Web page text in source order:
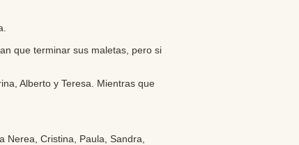
que terminar sus maletas, pero si
Alberto y Teresa. Mientras que
Cristina, Paula, Sandra,